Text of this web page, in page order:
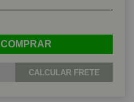
COMPRAR
CALCULAR FRETE